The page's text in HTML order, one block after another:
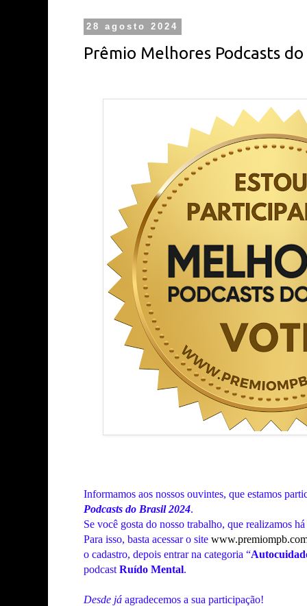
28 agosto 2024
Prêmio Melhores Podcasts
Informamos aos nossos ouvintes, que estamos
Podcasts do Brasil 2024.
Se você gosta do nosso trabalho, que realizamos
Para isso, basta acessar o site
o cadastro, depois entrar na categoria “
podcast Ruído Mental.
Desde já agradecemos a sua participação!